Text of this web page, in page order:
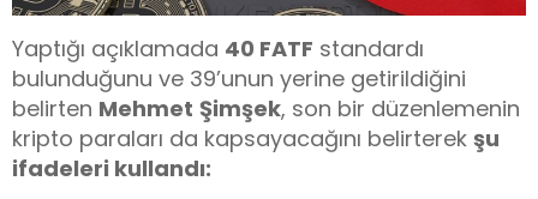
Yaptığı açıklamada 40 FATF standardı
bulunduğunu ve 39’unun yerine getirildiğini
belirten Mehmet Şimşek, son bir düzenlemenin
kripto paraları da kapsayacağını belirterek şu
ifadeleri kullandı: